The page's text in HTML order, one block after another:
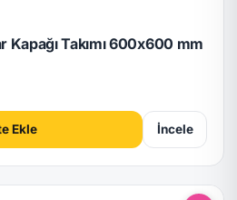
Takımı 600x600 mm
Ekle İncele